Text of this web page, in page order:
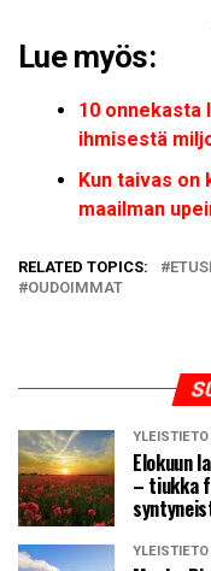
Lue myös:
10
ihmisestä
Kun taivas on
maailman
RELATED TOPICS:
OUDOIMMAT
YLEISTIETO
Elokuun
– tiukka
YLEISTIETO